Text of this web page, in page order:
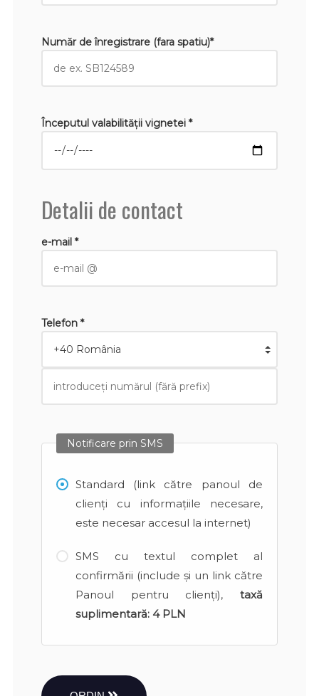
Număr de înregistrare (fara spatiu)*
Începutul valabilităţii vignetei *
Detalii de contact
e-mail *
Telefon *
Notificare prin SMS
Standard (link către panoul de
clienți cu informațiile necesare,
este necesar accesul la internet)
SMS cu textul complet al
confirmării (include și un link către
Panoul pentru clienți), taxă
suplimentară: 4 PLN